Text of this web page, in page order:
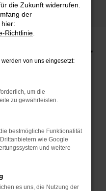
Kodiaq
Škoda Kodiaq für
für
Top
Ihr Škoda
die Zukunft widerrufen.
der
Richtlinie
von uns eingesetzt:
um die
zu gewährleisten.
bestmögliche Funktionalität
wie Google
und weitere
es uns, die Nutzung der